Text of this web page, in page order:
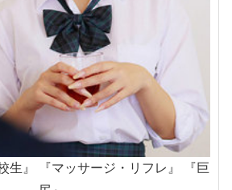
生』 『マッサージ・リフレ』 『巨